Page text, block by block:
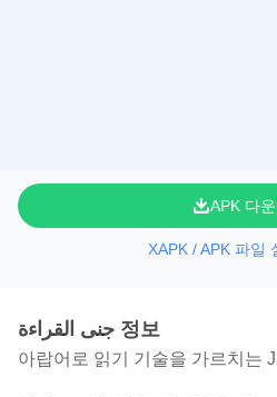
APK 다
XAPK / APK 파일
جنى القراءة 정보
아랍어로 읽기 기술을 가르치는